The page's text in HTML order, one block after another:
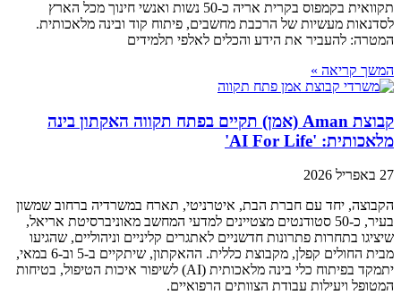
תקוואית בקמפוס בקרית אריה כ-50 נשות ואנשי חינוך מכל הארץ
לסדנאות מעשיות של הרכבת מחשבים, פיתוח קוד ובינה מלאכותית.
המטרה: להעביר את הידע והכלים לאלפי תלמידים
המשך קריאה »
קבוצת Aman (אמן) תקיים בפתח תקווה האקתון בינה
מלאכותית: 'AI For Life'
27 באפריל 2026
הקבוצה, יחד עם חברת הבת, איטרניטי, תארח במשרדיה ברחוב שמשון
בעיר, כ-50 סטודנטים מצטיינים למדעי המחשב מאוניברסיטת אריאל,
שיציגו בתחרות פתרונות חדשניים לאתגרים קליניים וניהוליים, שהגיעו
מבית החולים קפלן, מקבוצת כללית. ההאקתון, שיתקיים ב-5 וב-6 במאי,
יתמקד בפיתוח כלי בינה מלאכותית (AI) לשיפור איכות הטיפול, בטיחות
המטופל ויעילות עבודת הצוותים הרפואיים.